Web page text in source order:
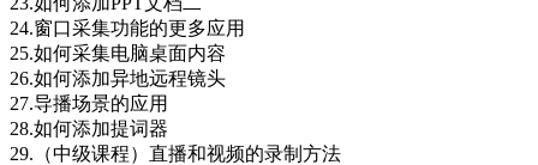
24.窗口采集功能的更多应用
25.如何采集电脑桌面内容
26.如何添加异地远程镜头
27.导播场景的应用
28.如何添加提词器
29.（中级课程）直播和视频的录制方法